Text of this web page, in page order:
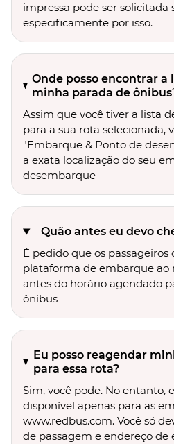
impressa pode ser solicitada
especificamente por isso.
Onde posso encontrar a
minha parada de
Assim que você tiver a lista
para a sua rota selecionada,
"Embarque & Ponto de
a exata localização do seu
desembarque
Quão antes eu devo
É pedido que os passageiros
plataforma de embarque ao
antes do horário agendado
ônibus
Eu posso reagendar
para essa rota?
Sim, você pode. No entanto,
disponível apenas para as
www.redbus.com. Você só
de passagem e endereço de